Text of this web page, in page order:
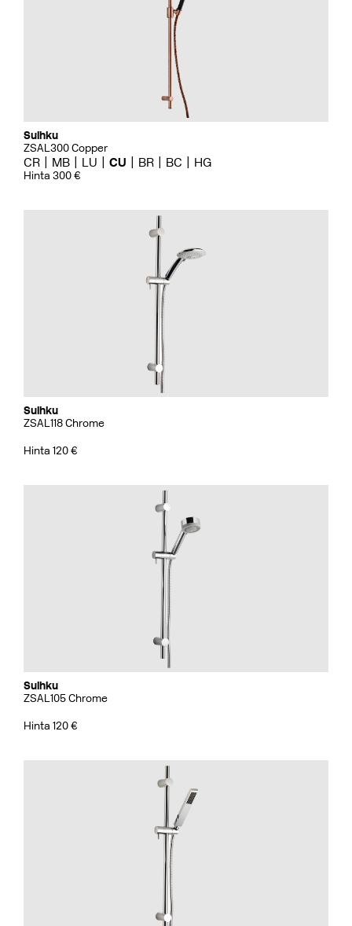
Suihku
ZSAL300 Copper
CR MB LU CU BR BC HG
Hinta 300 €
Suihku
ZSAL118 Chrome
Hinta 120 €
Suihku
ZSAL105 Chrome
Hinta 120 €